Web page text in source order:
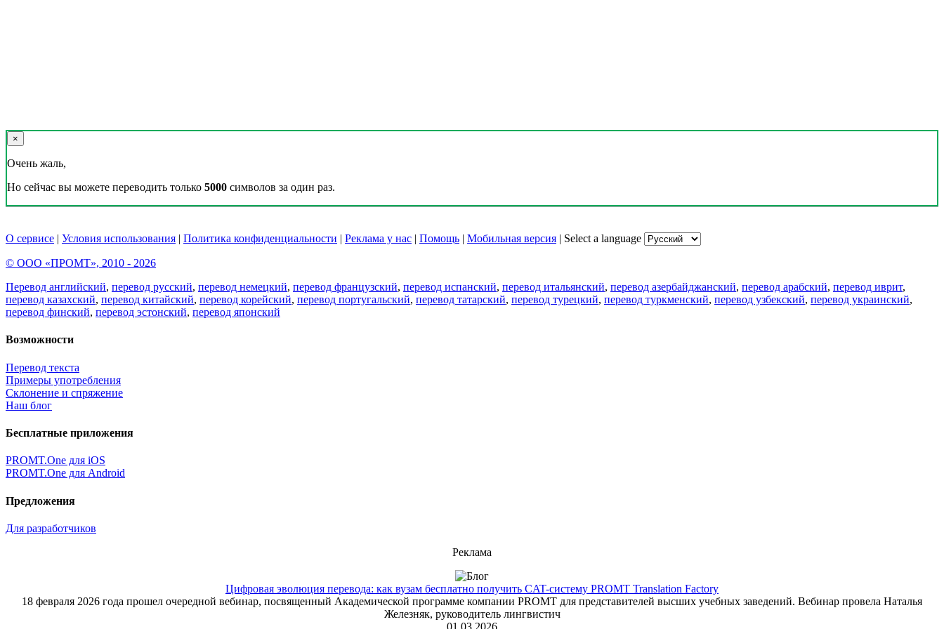
×
Очень жаль,
Но сейчас вы можете переводить только 5000 символов за один раз.
О сервисе | Условия использования | Политика конфиденциальности | Реклама у нас | Помощь | Мобильная версия | Select a language
© ООО «ПРОМТ», 2010 - 2026
Перевод английский, перевод русский, перевод немецкий, перевод французский, перевод испанский, перевод итальянский, перевод азербайджанский, перевод арабский, перевод иврит,
перевод казахский, перевод китайский, перевод корейский, перевод португальский, перевод татарский, перевод турецкий, перевод туркменский, перевод узбекский, перевод украинский,
перевод финский, перевод эстонский, перевод японский
Возможности
Перевод текста
Примеры употребления
Склонение и спряжение
Наш блог
Бесплатные приложения
PROMT.One для iOS
PROMT.One для Android
Предложения
Для разработчиков
Реклама
Цифровая эволюция перевода: как вузам бесплатно получить CAT-систему PROMT Translation Factory
18 февраля 2026 года прошел очередной вебинар, посвященный Академической программе компании PROMT для представителей высших учебных заведений. Вебинар провела Наталья
Железняк, руководитель лингвистич
01.03.2026